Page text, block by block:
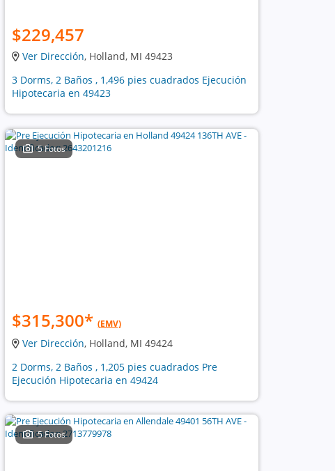
$229,457
Ver Dirección, Holland, MI 49423
3 Dorms, 2 Baños , 1,496 pies cuadrados Ejecución
Hipotecaria en 49423
5 Fotos
$315,300* (EMV)
Ver Dirección, Holland, MI 49424
2 Dorms, 2 Baños , 1,205 pies cuadrados Pre
Ejecución Hipotecaria en 49424
5 Fotos